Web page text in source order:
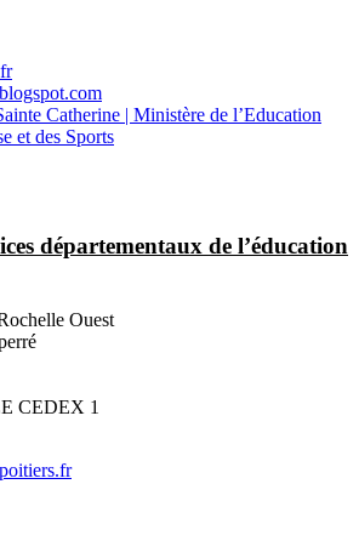
Catherine | Ministère de l’Education
et des Sports
départementaux de l’éducation
Ouest
CEDEX 1